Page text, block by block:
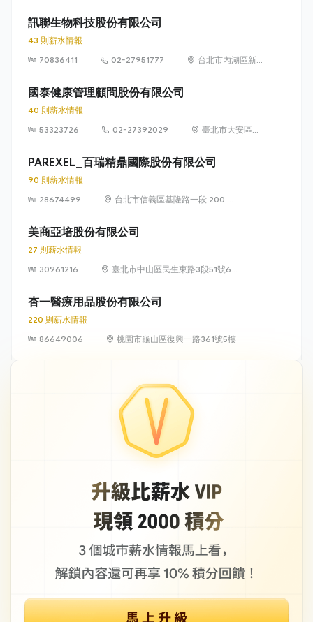
訊聯生物科技股份有限公司
43 則薪水情報
70836411
02-27951777
台北市內湖區新
國泰健康管理顧問股份有限公司
40 則薪水情報
53323726
02-27392029
臺北市大安區敦
號 7 樓
PAREXEL_百瑞精鼎國際股份有限公司
90 則薪水情報
28674499
台北市信義區基隆路一段 200 號
美商亞培股份有限公司
27 則薪水情報
30961216
臺北市中山區民生東路3段51號6樓
杏一醫療用品股份有限公司
220 則薪水情報
86649006
桃園市龜山區復興一路361號5樓